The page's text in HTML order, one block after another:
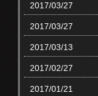
2017/03/27
2017/03/27
2017/03/13
2017/02/27
2017/01/21